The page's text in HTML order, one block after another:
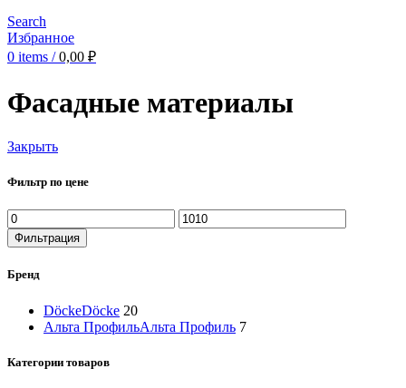
Search
Избранное
0 items / 0,00 ₽
Фасадные материалы
Закрыть
Фильтр по цене
Минимальная
цена
Максимальная
цена
Фильтрация
Бренд
DöckeDöcke 20
Альта ПрофильАльта Профиль 7
Категории товаров